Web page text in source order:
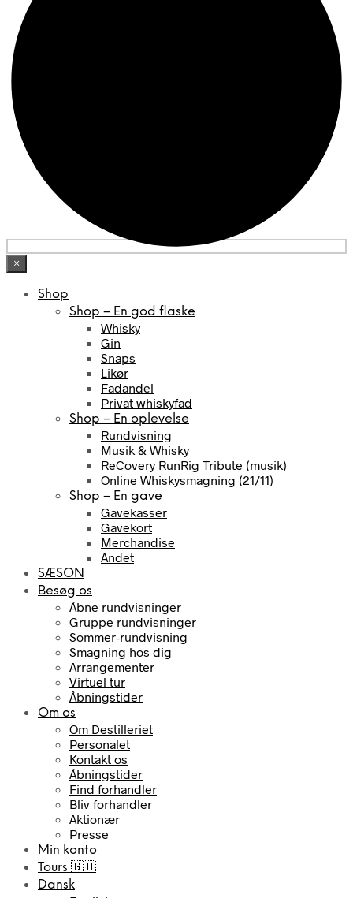
×
Shop
Shop – En god flaske
Whisky
Gin
Snaps
Likør
Fadandel
Privat whiskyfad
Shop – En oplevelse
Rundvisning
Musik & Whisky
ReCovery RunRig Tribute (musik)
Online Whiskysmagning (21/11)
Shop – En gave
Gavekasser
Gavekort
Merchandise
Andet
SÆSON
Besøg os
Åbne rundvisninger
Gruppe rundvisninger
Sommer-rundvisning
Smagning hos dig
Arrangementer
Virtuel tur
Åbningstider
Om os
Om Destilleriet
Personalet
Kontakt os
Åbningstider
Find forhandler
Bliv forhandler
Aktionær
Presse
Min konto
Tours 🇬🇧
Dansk